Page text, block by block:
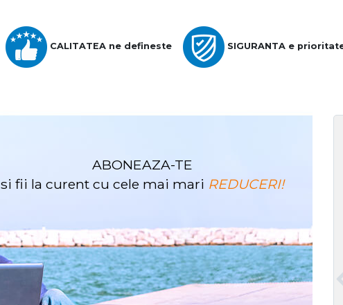
CALITATEA ne defineste SIGURANTA e
ABONEAZA-TE
si fii la curent cu cele mai mari REDUCERI!